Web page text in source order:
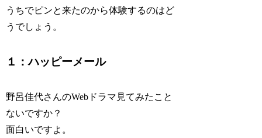
うちでピンと来たのから体験するのはど
うでしょう。
１：ハッピーメール
野呂佳代さんのWebドラマ見てみたこと
ないですか？
面白いですよ。